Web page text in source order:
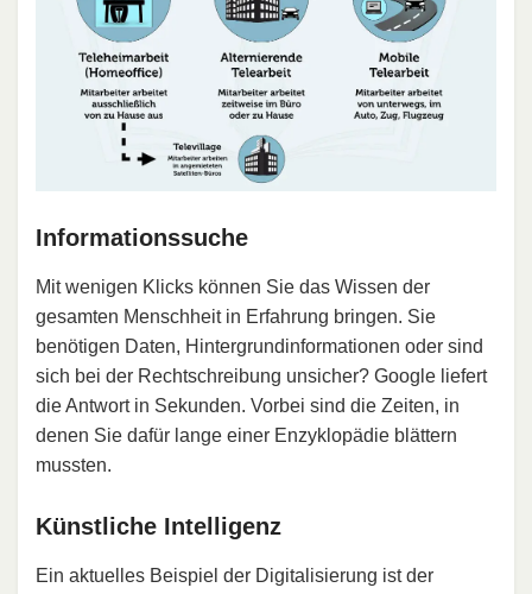
Informationssuche
Mit wenigen Klicks können Sie das Wissen der
gesamten Menschheit in Erfahrung bringen. Sie
benötigen Daten, Hintergrundinformationen oder sind
sich bei der Rechtschreibung unsicher? Google liefert
die Antwort in Sekunden. Vorbei sind die Zeiten, in
denen Sie dafür lange einer Enzyklopädie blättern
mussten.
Künstliche Intelligenz
Ein aktuelles Beispiel der Digitalisierung ist der